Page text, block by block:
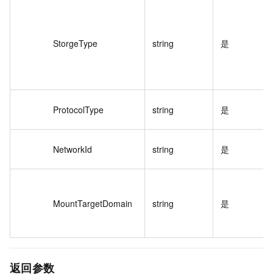
StorgeType string 是
ProtocolType string 是
NetworkId string 是
MountTargetDomain string 是
返回参数